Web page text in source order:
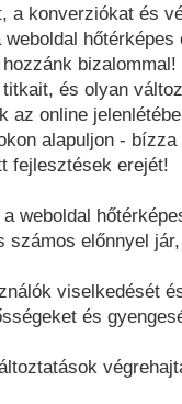
a konverziókat és
hőtérképes
és olyan
az online
alapuljon -
fejlesztések erejét!
weboldal
számos előnnyel
viselkedését
és